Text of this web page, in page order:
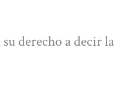
derecho a decir la